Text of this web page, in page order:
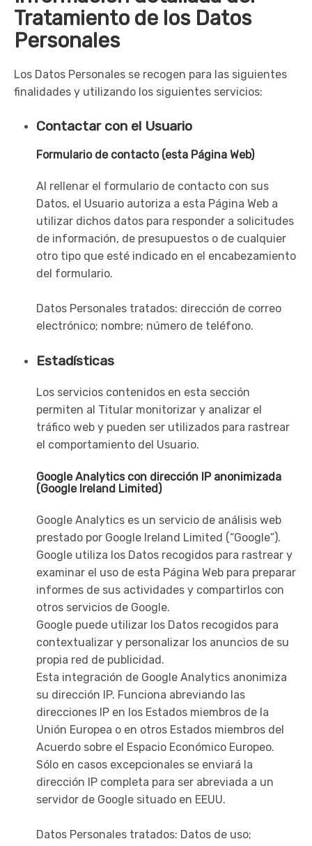
Tratamiento de los Datos
Personales
Los Datos Personales se recogen para las siguientes
finalidades y utilizando los siguientes servicios:
Contactar con el Usuario
Formulario de contacto (esta Página Web)
Al rellenar el formulario de contacto con sus
Datos, el Usuario autoriza a esta Página Web a
utilizar dichos datos para responder a solicitudes
de información, de presupuestos o de cualquier
otro tipo que esté indicado en el encabezamiento
del formulario.
Datos Personales tratados: dirección de correo
electrónico; nombre; número de teléfono.
Estadísticas
Los servicios contenidos en esta sección
permiten al Titular monitorizar y analizar el
tráfico web y pueden ser utilizados para rastrear
el comportamiento del Usuario.
Google Analytics con dirección IP anonimizada
(Google Ireland Limited)
Google Analytics es un servicio de análisis web
prestado por Google Ireland Limited (“Google”).
Google utiliza los Datos recogidos para rastrear y
examinar el uso de esta Página Web para preparar
informes de sus actividades y compartirlos con
otros servicios de Google.
Google puede utilizar los Datos recogidos para
contextualizar y personalizar los anuncios de su
propia red de publicidad.
Esta integración de Google Analytics anonimiza
su dirección IP. Funciona abreviando las
direcciones IP en los Estados miembros de la
Unión Europea o en otros Estados miembros del
Acuerdo sobre el Espacio Económico Europeo.
Sólo en casos excepcionales se enviará la
dirección IP completa para ser abreviada a un
servidor de Google situado en EEUU.
Datos Personales tratados: Datos de uso;